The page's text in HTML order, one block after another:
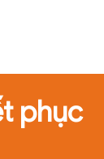
phục